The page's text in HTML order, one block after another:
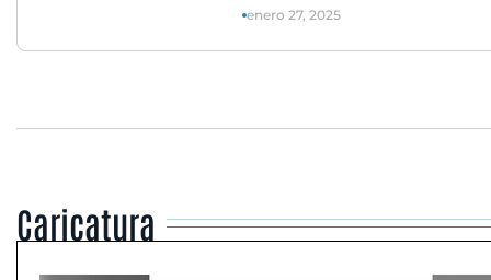
enero 27, 2025
Caricatura